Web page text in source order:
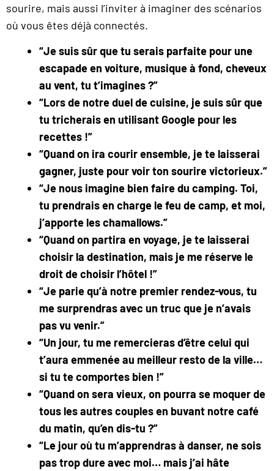
sourire, mais aussi l’inviter à imaginer des scénarios
où vous êtes déjà connectés.
“Je suis sûr que tu serais parfaite pour une
escapade en voiture, musique à fond, cheveux
au vent, tu t’imagines ?”
“Lors de notre duel de cuisine, je suis sûr que
tu tricherais en utilisant Google pour les
recettes !”
“Quand on ira courir ensemble, je te laisserai
gagner, juste pour voir ton sourire victorieux.”
“Je nous imagine bien faire du camping. Toi,
tu prendrais en charge le feu de camp, et moi,
j’apporte les chamallows.”
“Quand on partira en voyage, je te laisserai
choisir la destination, mais je me réserve le
droit de choisir l’hôtel !”
“Je parie qu’à notre premier rendez-vous, tu
me surprendras avec un truc que je n’avais
pas vu venir.”
“Un jour, tu me remercieras d’être celui qui
t’aura emmenée au meilleur resto de la ville…
si tu te comportes bien !”
“Quand on sera vieux, on pourra se moquer de
tous les autres couples en buvant notre café
du matin, qu’en dis-tu ?”
“Le jour où tu m’apprendras à danser, ne sois
pas trop dure avec moi… mais j’ai hâte